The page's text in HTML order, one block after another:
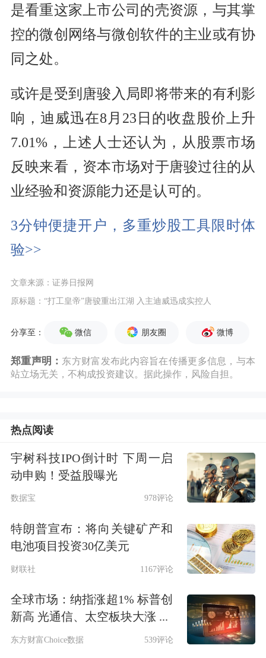
是看重这家上市公司的壳资源，与其掌
控的微创网络与微创软件的主业或有协
同之处。
或许是受到唐骏入局即将带来的有利影
响，迪威迅在8月23日的收盘股价上升
7.01%，上述人士还认为，从股票市场
反映来看，资本市场对于唐骏过往的从
业经验和资源能力还是认可的。
3分钟便捷开户，多重炒股工具限时体
验>>
文章来源：证券日报网
原标题：“打工皇帝”唐骏重出江湖 入主迪威迅成实控人
分享至： 微信 朋友圈 微博
郑重声明： 东方财富发布此内容旨在传播更多信息，与本
站立场无关，不构成投资建议。据此操作，风险自担。
热点阅读
宇树科技IPO倒计时 下周一启
动申购！受益股曝光
数据宝 978评论
特朗普宣布：将向关键矿产和
电池项目投资30亿美元
财联社 1167评论
全球市场：纳指涨超1% 标普创
新高 光通信、太空板块大涨 ...
东方财富Choice数据 539评论